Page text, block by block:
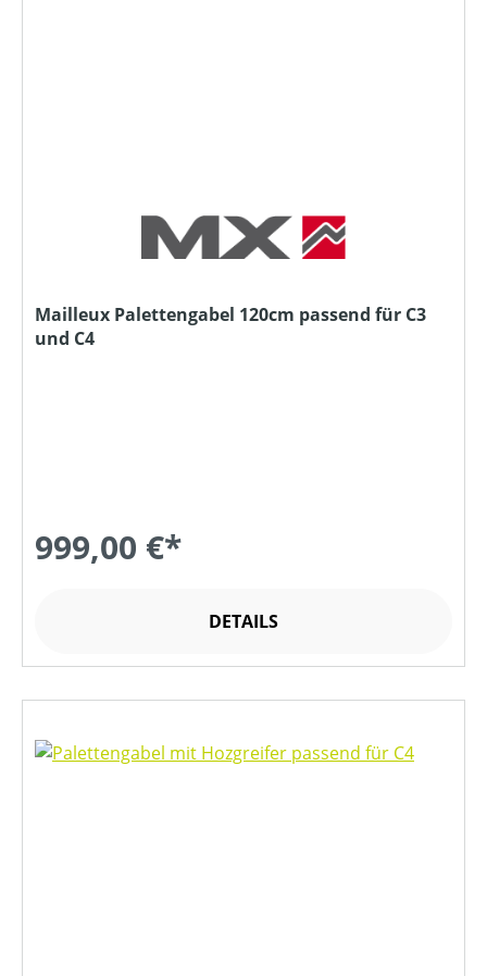
Mailleux Palettengabel 120cm passend für C3
und C4
999,00 €*
DETAILS